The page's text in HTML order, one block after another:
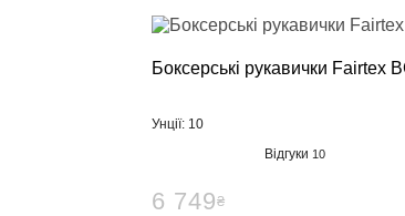
Боксерські рукавички Fairtex
Унції: 10
Відгуки10
6 749₴